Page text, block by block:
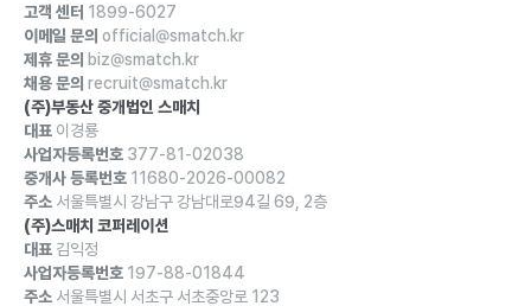
고객 센터 1899-6027
이메일 문의 official@smatch.kr
제휴 문의 biz@smatch.kr
채용 문의 recruit@smatch.kr
(주)부동산 중개법인 스매치
대표 이경룡
사업자등록번호 377-81-02038
중개사 등록번호 11680-2026-00082
주소 서울특별시 강남구 강남대로94길 69, 2층
(주)스매치 코퍼레이션
대표 김익정
사업자등록번호 197-88-01844
주소 서울특별시 서초구 서초중앙로 123